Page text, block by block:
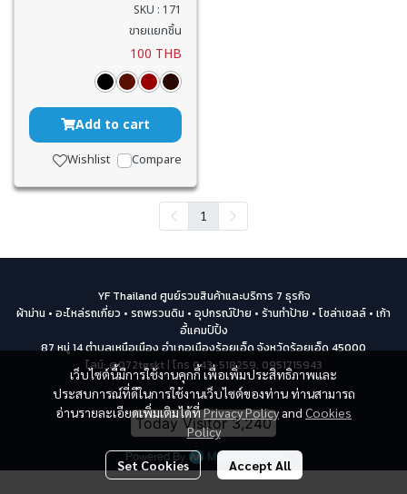
SKU : 171
ขายแยกชิ้น
100 THB
Add to cart
Wishlist Compare
1
เว็บไซต์นี้มีการใช้งานคุกกี้ เพื่อเพิ่มประสิทธิภาพและ
ประสบการณ์ที่ดีในการใช้งานเว็บไซต์ของท่าน ท่านสามารถ
อ่านรายละเอียดเพิ่มเติมได้ที่Privacy Policyand Cookies
Policy
Set Cookies Accept All
YF Thailand ศูนย์รวมสินค้าและบริการ 7 ธุรกิจ
ผ้าม่าน • อะไหล่รถเกี่ยว • รถพรวนดิน • อุปกรณ์ป้าย • ร้านทำป้าย • โซล่าเซลล์ • เก้า
อี้แคมป์ปิ้ง
87 หมู่ 14 ตำบลเหนือเมือง อำเภอเมืองร้อยเอ็ด จังหวัดร้อยเอ็ด 45000
ไลน์: @072tgskt | โทร 043-518259, 0951715943
Today Visitor3,240
Powered By MakeWebEasy